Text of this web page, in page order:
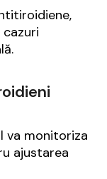
va monitoriza
ajustarea